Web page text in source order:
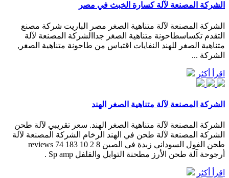
الشركة المصنعة لآلة كسارة الخبث في مصر
الشركة المصنعة لآلة متناهية الصغر مصر الباريت شركة مصنع
التقدم تكساسطاحونة متناهية الصغر جداالشركة المصنعة لآلة
متناهية الصغر للهند النفايات اقتباس من طاحونة متناهية الصغر,
الشركة ...
اقرأ أكثر
الشركة المصنعة لآلة متناهية الصغر الهند
الشركة المصنعة لآلة متناهية الصغر الهند. سعر تقريبي لآلة طحن
الشركة المصنعة لآلة طحن في الهند الرخام الشركة المصنعة لآلة
طحن الفول السوداني زبدة في الصين 8 2 10 183 74 reviews
أرجوحة آلة طحن الأرز مطحنة التوابل والفلفل Sp amp .
اقرأ أكثر